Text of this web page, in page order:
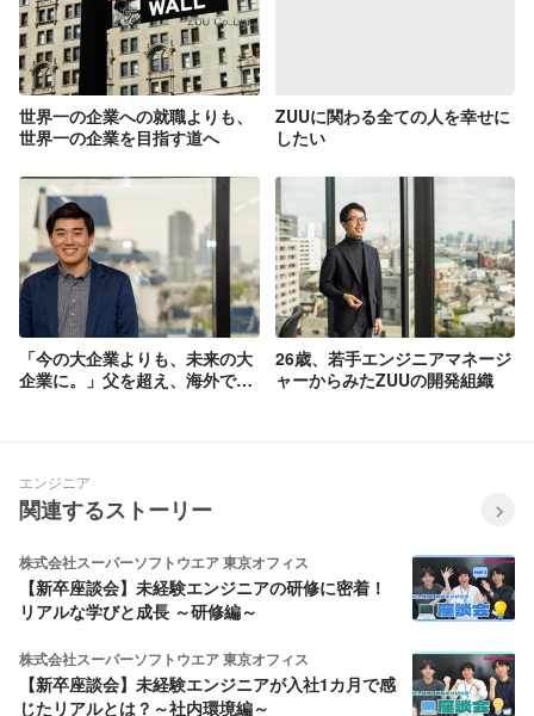
世界一の企業への就職よりも、
世界一の企業を目指す道へ
ZUUに関わる全ての人を幸せに
したい
「今の大企業よりも、未来の大
企業に。」父を超え、海外で活
26歳、若手エンジニアマネージ
ャーからみたZUUの開発組織
エンジニア
関連するストーリー
株式会社スーパーソフトウエア 東京オフィス
【新卒座談会】未経験エンジニアの研修に密着！
リアルな学びと成長 ～研修編～
株式会社スーパーソフトウエア 東京オフィス
【新卒座談会】未経験エンジニアが入社1カ月で感
じたリアルとは？～社内環境編～